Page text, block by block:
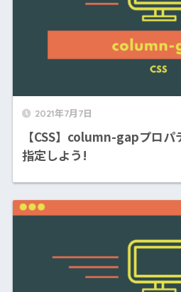
2021年7月7日
【CSS】column-gapプロ
指定しよう!